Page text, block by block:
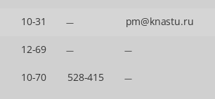
—
— —
—